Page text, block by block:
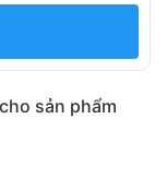
sản phẩm